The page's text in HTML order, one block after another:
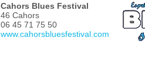
Cahors Blues Festival
46 Cahors
06 45 71 75 50
www.cahorsbluesfestival.com